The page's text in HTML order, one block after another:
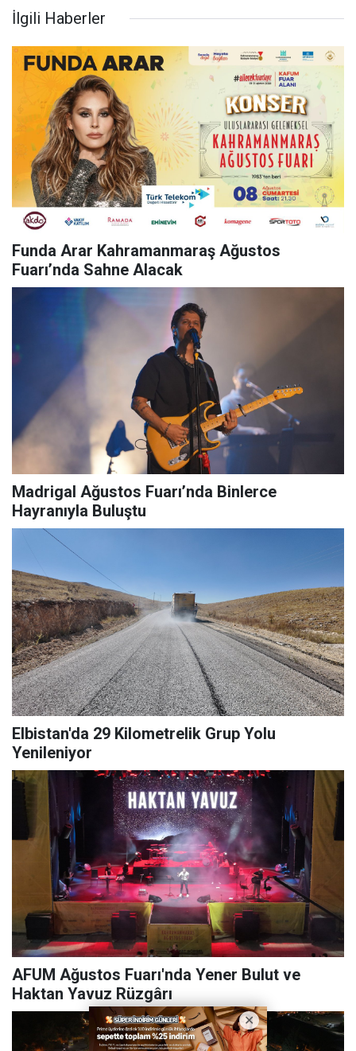
İlgili Haberler
Funda Arar Kahramanmaraş Ağustos
Fuarı’nda Sahne Alacak
Madrigal Ağustos Fuarı’nda Binlerce
Hayranıyla Buluştu
Elbistan'da 29 Kilometrelik Grup Yolu
Yenileniyor
AFUM Ağustos Fuarı'nda Yener Bulut ve
Haktan Yavuz Rüzgârı